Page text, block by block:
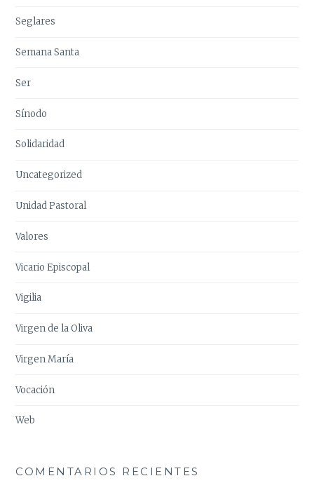
Seglares
Semana Santa
Ser
Sínodo
Solidaridad
Uncategorized
Unidad Pastoral
Valores
Vicario Episcopal
Vigilia
Virgen de la Oliva
Virgen María
Vocación
Web
COMENTARIOS RECIENTES